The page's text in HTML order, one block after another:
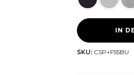
IN
SKU: CSP+F55BU